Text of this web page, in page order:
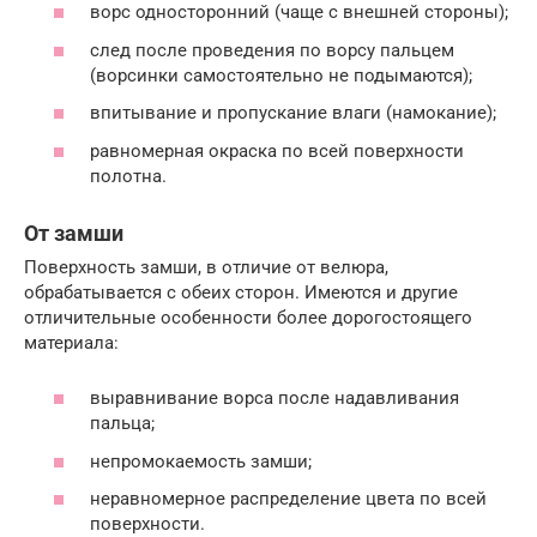
ворс односторонний (чаще с внешней стороны);
след после проведения по ворсу пальцем
(ворсинки самостоятельно не подымаются);
впитывание и пропускание влаги (намокание);
равномерная окраска по всей поверхности
полотна.
От замши
Поверхность замши, в отличие от велюра,
обрабатывается с обеих сторон. Имеются и другие
отличительные особенности более дорогостоящего
материала:
выравнивание ворса после надавливания
пальца;
непромокаемость замши;
неравномерное распределение цвета по всей
поверхности.